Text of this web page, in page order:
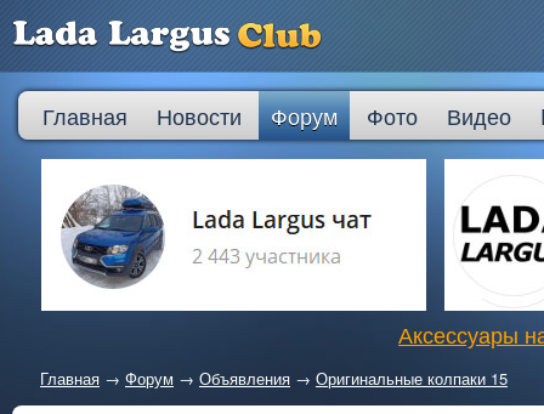
Главная Новости Форум Фото Видео
Аксессуары
Главная → Форум → Объявления → Оригинальные колпаки 15